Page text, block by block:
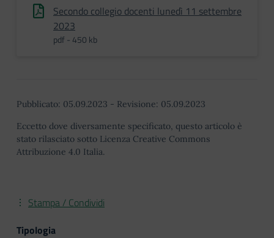
Secondo collegio docenti lunedì 11 settembre
2023
pdf - 450 kb
Pubblicato: 05.09.2023 - Revisione: 05.09.2023
Eccetto dove diversamente specificato, questo articolo è
stato rilasciato sotto Licenza Creative Commons
Attribuzione 4.0 Italia.
Stampa / Condividi
Tipologia